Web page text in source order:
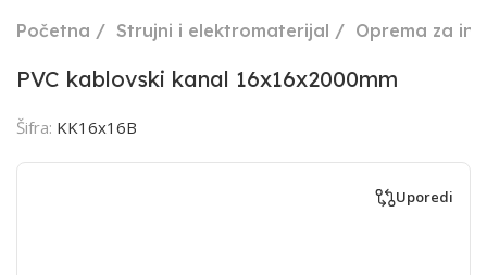
Početna Strujni i elektromaterijal Oprema za
PVC kablovski kanal 16x16x2000mm
Šifra: KK16x16B
Uporedi